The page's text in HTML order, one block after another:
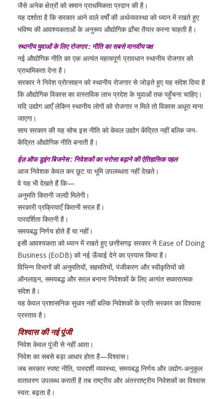
जैसे अनेक क्षेत्रों को समान प्राथमिकता प्रदान की है।
यह दर्शाता है कि सरकार आने वाले वर्षों की अर्थव्यवस्था को ध्यान में रखते हुए
भविष्य की आवश्यकताओं के अनुरूप औद्योगिक ढाँचा तैयार करना चाहती है।
स्थानीय युवाओं के लिए रोजगार : नीति का सबसे मानवीय पक्ष
नई औद्योगिक नीति का एक अत्यंत महत्वपूर्ण प्रावधान स्थानीय रोजगार को
प्राथमिकता देना है।
सरकार ने निवेश प्रोत्साहन को स्थानीय रोजगार से जोड़ते हुए यह संदेश दिया है
कि औद्योगिक विकास का वास्तविक लाभ प्रदेश के युवाओं तक पहुँचना चाहिए।
यदि उद्योग आएँ लेकिन स्थानीय लोगों को रोजगार न मिले तो विकास अधूरा माना
जाएगा।
साय सरकार की यह सोच इस नीति को केवल उद्योग केंद्रित नहीं बल्कि जन-
केंद्रित औद्योगिक नीति बनाती है।
ईज़ ऑफ डूइंग बिजनेस : निवेशकों का भरोसा बढ़ाने की ऐतिहासिक पहल
आज निवेशक केवल कर छूट या भूमि उपलब्धता नहीं देखते।
वे यह भी देखते हैं कि—
अनुमति कितनी जल्दी मिलेगी।
सरकारी प्रक्रियाएँ कितनी सरल हैं।
पारदर्शिता कितनी है।
समयबद्ध निर्णय होते हैं या नहीं।
इसी आवश्यकता को ध्यान में रखते हुए छत्तीसगढ़ सरकार ने Ease of Doing
Business (EoDB) को नई ऊँचाई देने का प्रयास किया है।
विभिन्न विभागों की अनुमतियों, सहमतियों, पंजीकरण और स्वीकृतियों को
ऑनलाइन, समयबद्ध और सरल बनाना निवेशकों के लिए अत्यंत सकारात्मक
संदेश है।
यह केवल प्रशासनिक सुधार नहीं बल्कि निवेशकों के प्रति सरकार का विश्वास
प्रस्ताव है।
विश्वास की नई पूंजी
निवेश केवल पूंजी से नहीं आता।
निवेश का सबसे बड़ा आधार होता है—विश्वास।
जब सरकार स्पष्ट नीति, पारदर्शी व्यवस्था, समयबद्ध निर्णय और उद्योग-अनुकूल
वातावरण उपलब्ध कराती है तब राष्ट्रीय और अंतरराष्ट्रीय निवेशकों का विश्वास
स्वत: बढ़ता है।